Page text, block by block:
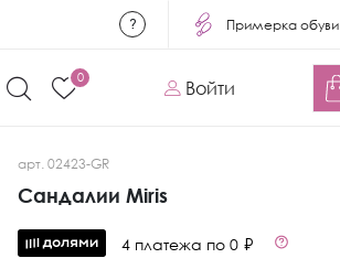
Примерка обуви
0
Войти
арт. 02423-GR
Сандалии Miris
4 платежа по 0 ₽